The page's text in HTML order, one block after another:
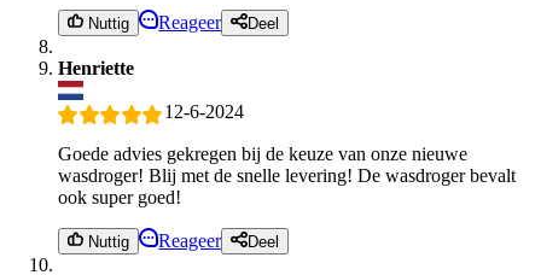
Nuttig Reageer Deel
Henriette
12-6-2024
Goede advies gekregen bij de keuze van onze nieuwe
wasdroger! Blij met de snelle levering! De wasdroger bevalt
ook super goed!
Nuttig Reageer Deel